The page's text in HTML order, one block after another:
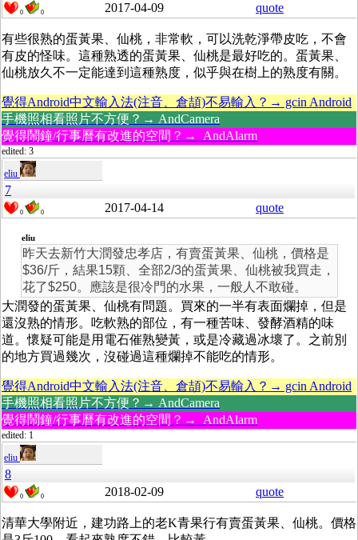
0 0 2017-04-09 quote
有些很熟的蛋黃果、仙桃，非常軟，可以洗乾淨帶皮吃，不會
有皮的怪味。這種熟透的蛋黃果、仙桃是最好吃的。蛋黃果、
仙桃放久不一定能達到這種熟度，似乎與在樹上的熟度有關。
覺得Android中文輸入法(注音、倉頡)不易輸入？→ gcin Android
手機照相看照片不方便？→ AndCamera
覺得鬧鐘/行事曆有改進的空間？→ AndAlarm
edited: 3
eliu
7
0 0 2017-04-14 quote
eliu
昨天去新竹大潤發忠孝店，有賣蛋黃果、仙桃，價格是
$36/斤，結果15顆、全部2/3的蛋黃果、仙桃被我買走，
花了$250。應該是很冷門的水果，一般人不敢碰。
大潤發的蛋黃果、仙桃有問題。買來的一半有表面爛掉，但是
還沒熟的情形。吃軟熟的部位，有一種苦味、發酵酒精的味
道。懷疑可能是用電石催熟變黃，或是冷藏過冰壞了。之前別
的地方買過幾次，沒碰過這種爛掉不能吃的情形。
覺得Android中文輸入法(注音、倉頡)不易輸入？→ gcin Android
手機照相看照片不方便？→ AndCamera
覺得鬧鐘/行事曆有改進的空間？→ AndAlarm
edited: 1
eliu
8
0 0 2018-02-09 quote
清華大學附近，建功路上的老K青果行有賣蛋黃果、仙桃。價格